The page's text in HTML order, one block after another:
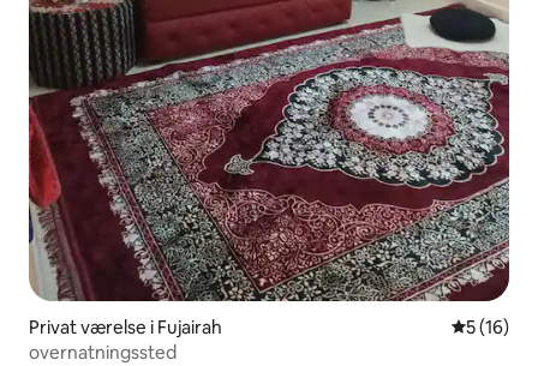
Privat værelse i Fujairah 5 ud af 5 i
5 (16)
overnatningssted